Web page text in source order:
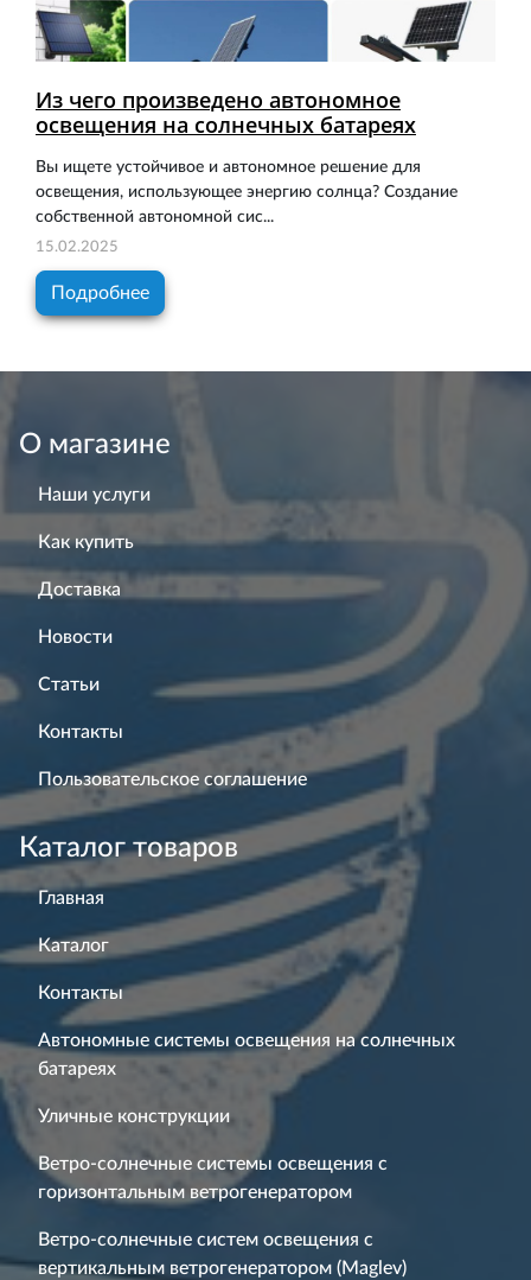
Из чего произведено автономное
освещения на солнечных батареях
Вы ищете устойчивое и автономное решение для
освещения, использующее энергию солнца? Создание
собственной автономной сис...
15.02.2025
Подробнее
О магазине
Наши услуги
Как купить
Доставка
Новости
Статьи
Контакты
Пользовательское соглашение
Каталог товаров
Главная
Каталог
Контакты
Автономные системы освещения на солнечных
батареях
Уличные конструкции
Ветро-солнечные системы освещения с
горизонтальным ветрогенератором
Ветро-солнечные систем освещения с
вертикальным ветрогенератором (Maglev)